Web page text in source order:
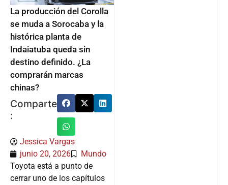
La producción del Corolla
se muda a Sorocaba y la
histórica planta de
Indaiatuba queda sin
destino definido. ¿La
comprarán marcas
chinas?
Comparte
:
Jessica Vargas
junio 20, 2026
Mundo
Toyota está a punto de
cerrar uno de los capítulos